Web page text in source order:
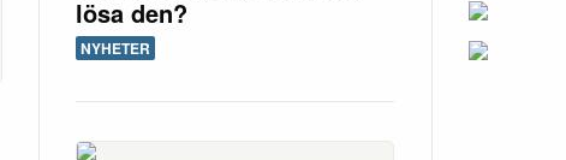
lösa den?
NYHETER